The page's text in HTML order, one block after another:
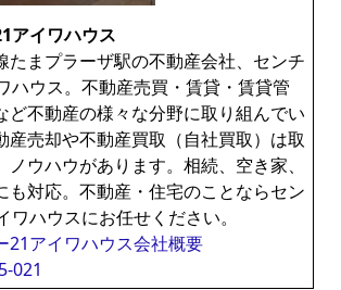
アイワハウス
たまプラーザ駅の不動産会社、センチ
ハウス。不動産売買・賃貸・賃貸管
ど不動産の様々な分野に取り組んでい
産売却や不動産買取（自社買取）は取
ノウハウがあります。相続、空き家、
も対応。不動産・住宅のことならセン
ワハウスにお任せください。
21アイワハウス会社概要
021